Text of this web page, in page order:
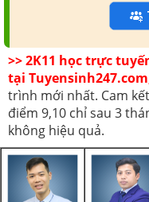
>> 2K11 học trực
tại
trình mới nhất. Cam
điểm 9,10 chỉ sau 3
không hiệu quả.